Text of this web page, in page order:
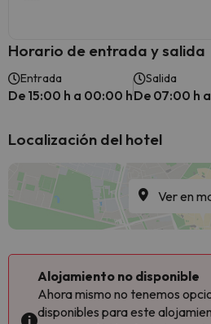
Horario de entrada y salida
Entrada
De 15:00 h a 00:00 h
Salida
De 07:00 h
Localización del hotel
Ver en
Alojamiento no disponible
Ahora mismo no tenemos
disponibles para este